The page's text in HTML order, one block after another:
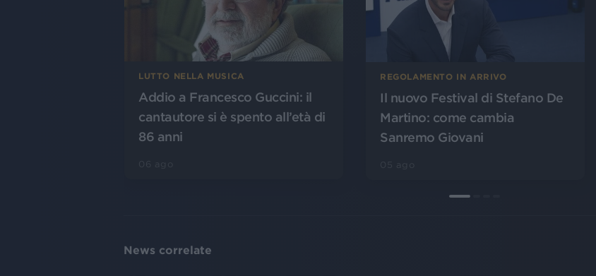
LUTTO NELLA MUSICA
Addio a Francesco Guccini: il
cantautore si è spento all’età di
86 anni
REGOLAMENTO IN ARRIVO
Il nuovo Festival di Stefano De
Martino: come cambia
Sanremo Giovani
News correlate